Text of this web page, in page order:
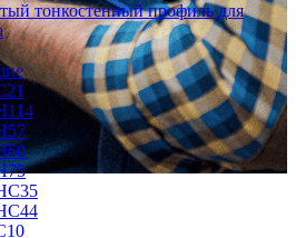
тонкостенный профиль для